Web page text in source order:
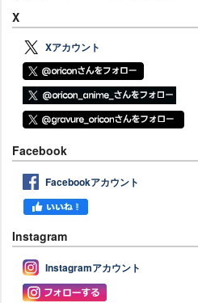
X
Xアカウント
Facebook
Facebookアカウント
Instagram
Instagramアカウント